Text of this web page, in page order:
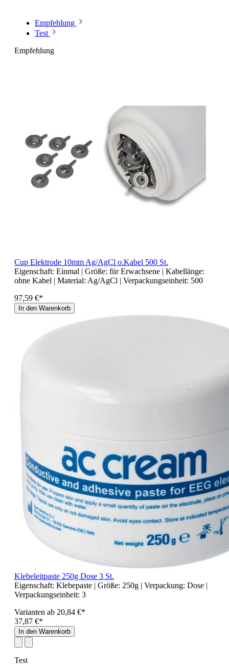
Empfehlung
Test
Empfehlung
Cup Elektrode 10mm Ag/AgCl o.Kabel 500 St.
Eigenschaft: Einmal | Größe: für Erwachsene | Kabellänge:
ohne Kabel | Material: Ag/AgCl | Verpackungseinheit: 500
97,59 €*
In den Warenkorb
Klebeleitpaste 250g Dose 3 St.
Eigenschaft: Klebepaste | Größe: 250g | Verpackung: Dose |
Verpackungseinheit: 3
Varianten ab 20,84 €*
37,87 €*
In den Warenkorb
Test